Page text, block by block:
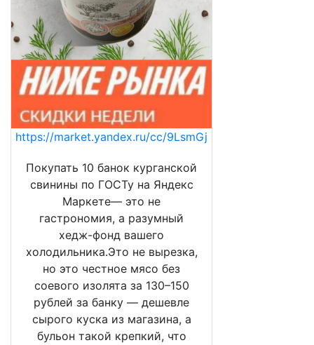
https://market.yandex.ru/cc/9LsmGj
Покупать 10 банок курганской
свинины по ГОСТу на Яндекс
Маркете— это не
гастрономия, а разумный
хедж-фонд вашего
холодильника.Это не вырезка,
но это честное мясо без
соевого изолята за 130–150
рублей за банку — дешевле
сырого куска из магазина, а
бульон такой крепкий, что